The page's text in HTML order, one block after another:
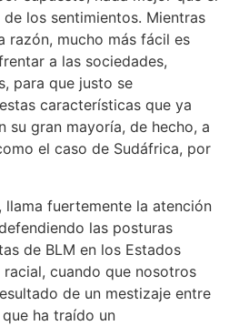
los sentimientos. Mientras
razón, mucho más fácil es
a las sociedades,
para que justo se
características que ya
su gran mayoría, de hecho, a
el caso de Sudáfrica, por
llama fuertemente la atención
las posturas
de BLM en los Estados
cuando que nosotros
de un mestizaje entre
ha traído un